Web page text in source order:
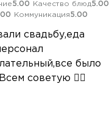
5.00 Качество блюд5.00
Коммуникация5.00
свадьбу,еда
было
советую 👍🏻